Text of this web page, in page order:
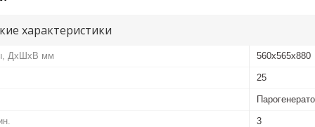
характеристики
ДхШхВ мм 560х565х880
25
3